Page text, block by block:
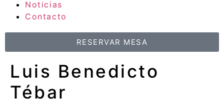
Noticias
Contacto
RESERVAR MESA
Luis Benedicto
Tébar